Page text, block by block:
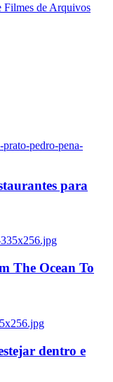
de Arquivos
pedro-pena-
para
The Ocean To
dentro e